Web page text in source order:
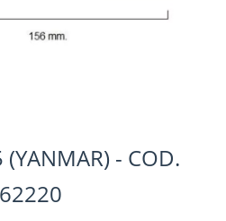
(YANMAR) - COD.